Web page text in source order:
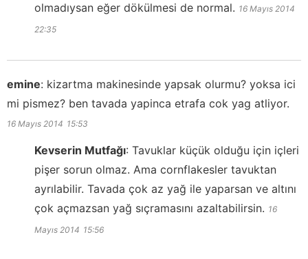
olmadıysan eğer dökülmesi de normal. 16 Mayıs 2014
22:35
emine: kizartma makinesinde yapsak olurmu? yoksa ici
mi pismez? ben tavada yapinca etrafa cok yag atliyor.
16 Mayıs 2014 15:53
Kevserin Mutfağı: Tavuklar küçük olduğu için içleri
pişer sorun olmaz. Ama cornflakesler tavuktan
ayrılabilir. Tavada çok az yağ ile yaparsan ve altını
çok açmazsan yağ sıçramasını azaltabilirsin. 16
Mayıs 2014 15:56